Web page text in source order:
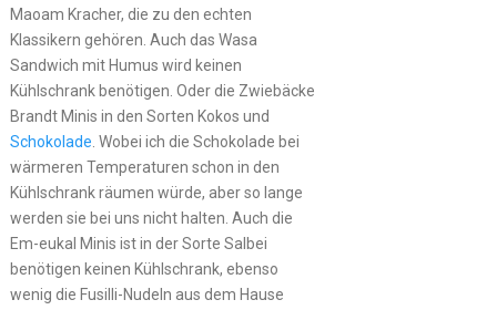
Maoam Kracher, die zu den echten
Klassikern gehören. Auch das Wasa
Sandwich mit Humus wird keinen
Kühlschrank benötigen. Oder die Zwiebäcke
Brandt Minis in den Sorten Kokos und
Schokolade . Wobei ich die Schokolade bei
wärmeren Temperaturen schon in den
Kühlschrank räumen würde, aber so lange
werden sie bei uns nicht halten. Auch die
Em-eukal Minis ist in der Sorte Salbei
benötigen keinen Kühlschrank, ebenso
wenig die Fusilli-Nudeln aus dem Hause